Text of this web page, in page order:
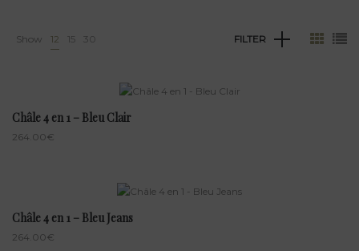
Show 12 15 30 FILTER
Châle 4 en 1 – Bleu Clair
264.00€
Châle 4 en 1 – Bleu Jeans
264.00€